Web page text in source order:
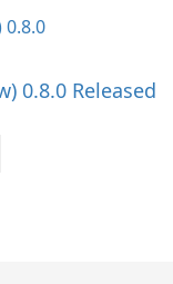
0.8.0 Released